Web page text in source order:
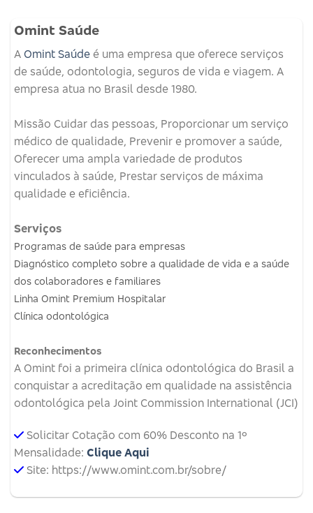
Omint Saúde
A Omint Saúde é uma empresa que oferece serviços
de saúde, odontologia, seguros de vida e viagem. A
empresa atua no Brasil desde 1980.
Missão Cuidar das pessoas, Proporcionar um serviço
médico de qualidade, Prevenir e promover a saúde,
Oferecer uma ampla variedade de produtos
vinculados à saúde, Prestar serviços de máxima
qualidade e eficiência.
Serviços
Programas de saúde para empresas
Diagnóstico completo sobre a qualidade de vida e a saúde
dos colaboradores e familiares
Linha Omint Premium Hospitalar
Clínica odontológica
Reconhecimentos
A Omint foi a primeira clínica odontológica do Brasil a
conquistar a acreditação em qualidade na assistência
odontológica pela Joint Commission International (JCI)
Solicitar Cotação com 60% Desconto na 1º
Mensalidade: Clique Aqui
Site: https://www.omint.com.br/sobre/